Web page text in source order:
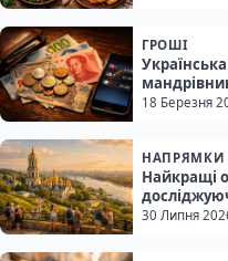
ГРОШІ
18 Березня
НАПРЯМКИ
Найкращі
30 Липня